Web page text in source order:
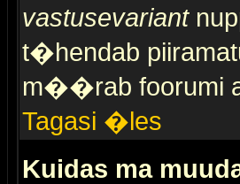
vastusevariant
t�hendab
m��rab foorumi
Tagasi �les
Kuidas ma